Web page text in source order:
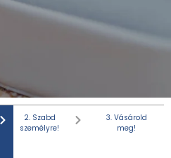
2. Szabd
személyre!
3. Vásárold
meg!